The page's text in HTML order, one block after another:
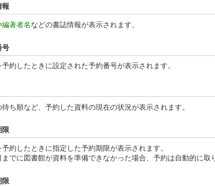
報
編著者名などの書誌情報が表示されます。
号
予約したときに設定された予約番号が表示されます。
ち順など、予約した資料の現在の状況が表示されます。
限
予約したときに指定した予約期限が表示されます。
までに図書館が資料を準備できなかった場合、予約は自動的に取
限